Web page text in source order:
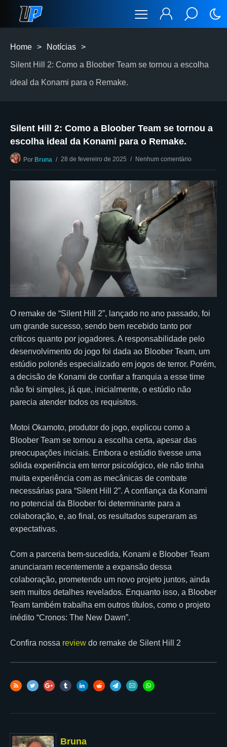
Home > Notícias >
Silent Hill 2: Como a Bloober Team se tornou a escolha
ideal da Konami para o Remake.
Silent Hill 2: Como a Bloober Team se tornou a
escolha ideal da Konami para o Remake.
Por Bruna 28 de fevereiro de 2025 Nenhum comentário
O remake de “Silent Hill 2”, lançado no ano passado, foi
um grande sucesso, sendo bem recebido tanto por
críticos quanto por jogadores. A responsabilidade pelo
desenvolvimento do jogo foi dada ao Bloober Team, um
estúdio polonês especializado em jogos de terror. Porém,
a decisão de Konami de confiar a franquia a esse time
não foi simples, já que, inicialmente, o estúdio não
parecia atender todos os requisitos.
Motoi Okamoto, produtor do jogo, explicou como a
Bloober Team se tornou a escolha certa, apesar das
preocupações iniciais. Embora o estúdio tivesse uma
sólida experiência em terror psicológico, ele não tinha
muita experiência com as mecânicas de combate
necessárias para “Silent Hill 2”. A confiança da Konami
no potencial da Bloober foi determinante para a
colaboração, e, ao final, os resultados superaram as
expectativas.
Com a parceria bem-sucedida, Konami e Bloober Team
anunciaram recentemente a expansão dessa
colaboração, prometendo um novo projeto juntos, ainda
sem muitos detalhes revelados. Enquanto isso, a Bloober
Team também trabalha em outros títulos, como o projeto
inédito “Cronos: The New Dawn”.
Confira nossa review do remake de Silent Hill 2
Bruna